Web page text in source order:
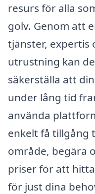
resurs för alla
golv. Genom att
tjänster, expertis
utrustning kan
säkerställa att
under lång tid
använda
enkelt få tillgång
område, begära
priser för att
för just dina